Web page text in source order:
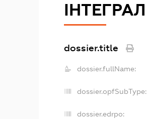
ІНТЕГРАЛ
dossier.title
dossier.fullName:
dossier.opfSubType:
dossier.edrpo: